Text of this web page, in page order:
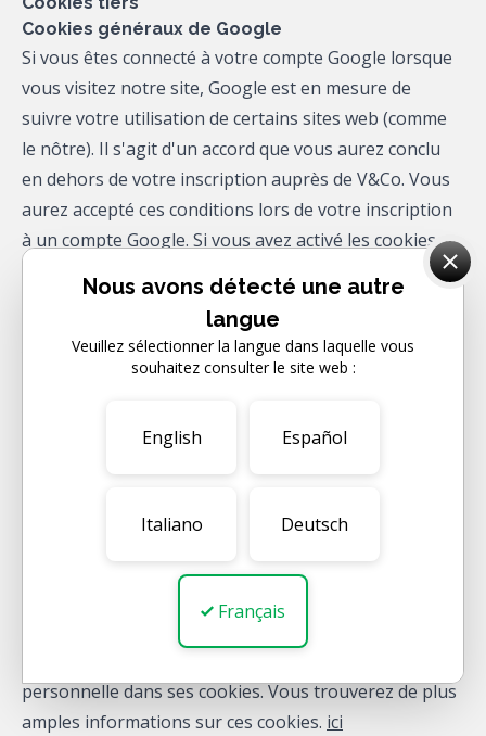
Cookies généraux de Google
Si vous êtes connecté à votre compte Google lorsque
vous visitez notre site, Google est en mesure de
suivre votre utilisation de certains sites web (comme
le nôtre). Il s'agit d'un accord que vous aurez conclu
en dehors de votre inscription auprès de V&Co. Vous
aurez accepté ces conditions lors de votre inscription
à un compte Google. Si vous avez activé les cookies
marketing et que vous naviguez en étant connecté à
un compte Google, vous pouvez voir les cookies
YouTube
renforcée de YouTube. Dans ce mode, YouTube ne
sont utilisés par YouTube à des fins telles que la
fourniture d'une expérience de navigation
personnelle dans ses cookies. Vous trouverez de plus
amples informations sur ces cookies. ici
Nous avons détecté une autre
langue
Veuillez sélectionner la langue dans laquelle vous
souhaitez consulter le site web :
English Español
Italiano Deutsch
Français